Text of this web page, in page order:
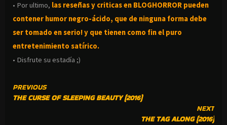
• Por ultimo, las reseñas y criticas en BLOGHORROR pueden
contener humor negro-ácido, que de ninguna forma debe
ser tomado en serio! y que tienen como fin el puro
entretenimiento satírico.
• Disfrute su estadía ;)
CONTINUE
READING
PREVIOUS
THE CURSE OF SLEEPING BEAUTY (2016)
NEXT
THE TAG ALONG (2016)